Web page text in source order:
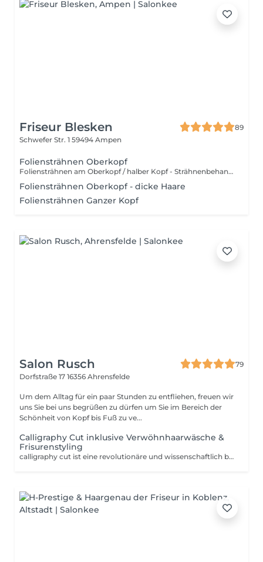
Friseur Blesken
89
Schwefer Str. 1 59494 Ampen
Foliensträhnen Oberkopf
Foliensträhnen am Oberkopf / halber Kopf - Strähnenbehandlung im Sichtbaren Bereich (Deckhaar & Seiten). Ideal zur Auffrischung oder für Highlights mit geringer Aufhellung.
Foliensträhnen Oberkopf - dicke Haare
Foliensträhnen Ganzer Kopf
Salon Rusch
79
Dorfstraße 17 16356 Ahrensfelde
Um dem Alltag für ein paar Stunden zu entfliehen, freuen wir
uns Sie bei uns begrüßen zu dürfen um Sie im Bereich der
Schönheit von Kopf bis Fuß zu ve...
Calligraphy Cut inklusive Verwöhnhaarwäsche &
Frisurenstyling
calligraphy cut ist eine revolutionäre und wissenschaftlich bewiesene Technik, Haare zu schneiden. Eine 3 Grad geneigte, scharfe Klinge schneidet konstant im 21 Grad Winkel und gleitet so sanft durch das Haar. Der bis zu 300% größere Querschnitt sorgt für mehr Volumen, weniger Spliss, mehr Glanz und gesundes Haar.